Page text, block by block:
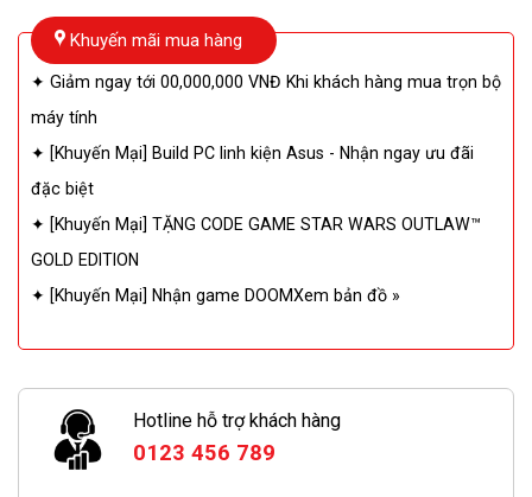
Khuyến mãi mua hàng
✦ Giảm ngay tới 00,000,000 VNĐ Khi khách hàng mua trọn bộ
máy tính
✦ [Khuyến Mại] Build PC linh kiện Asus - Nhận ngay ưu đãi
đặc biệt
✦ [Khuyến Mại] TẶNG CODE GAME STAR WARS OUTLAW™
GOLD EDITION
✦ [Khuyến Mại] Nhận game DOOMXem bản đồ »
Hotline hỗ trợ khách hàng
0123 456 789